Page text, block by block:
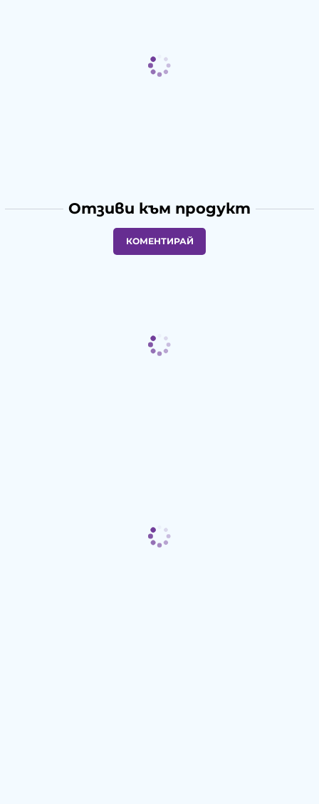
Отзиви към продукт
КОМЕНТИРАЙ